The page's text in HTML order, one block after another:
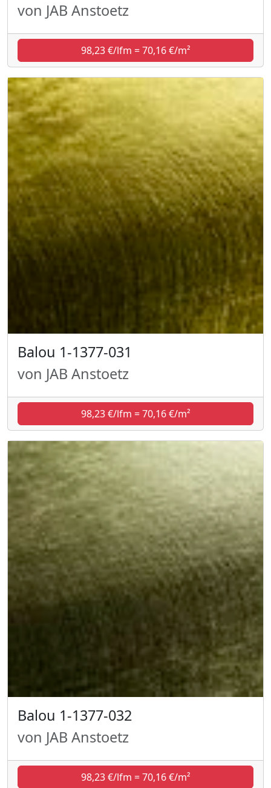
von JAB Anstoetz
98,23 €/lfm = 70,16 €/m²
Balou 1-1377-031
von JAB Anstoetz
98,23 €/lfm = 70,16 €/m²
Balou 1-1377-032
von JAB Anstoetz
98,23 €/lfm = 70,16 €/m²